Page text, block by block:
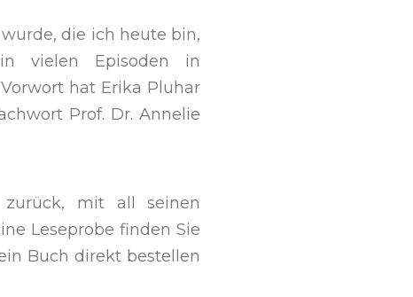
die ich heute bin,
vielen Episoden in
hat Erika Pluhar
Prof. Dr. Annelie
zurück, mit all seinen
Leseprobe finden Sie
Buch direkt bestellen